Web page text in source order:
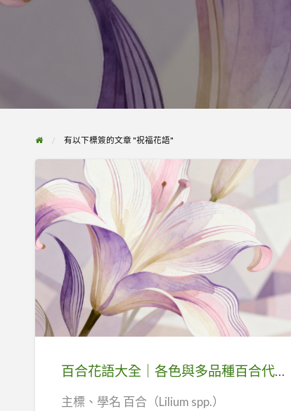
有以下標簽的文章 "祝福花語"
百
合
花
語
百合花語大全｜各色與多品種百合代表意義與植物特色
主標、學名 百合（Lilium spp.）